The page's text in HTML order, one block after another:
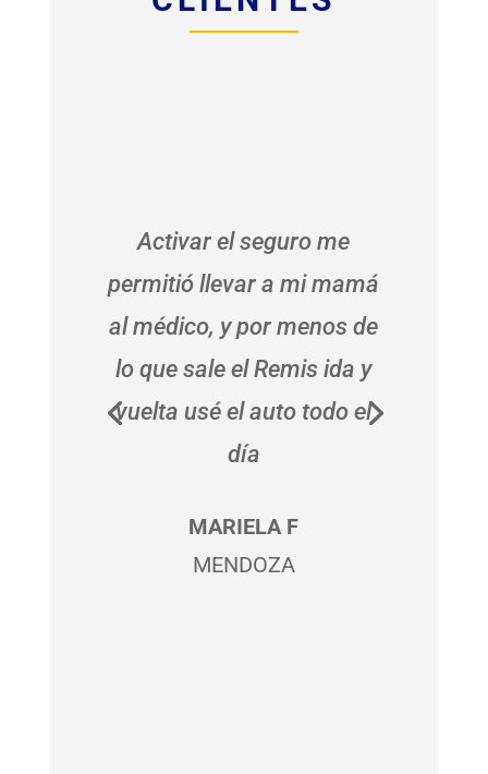
Yo terminé activando la
cobertura por una
semana, y este mes ya
estoy preparando el
segundo viaje.
RICARDO L
CORDOBA CAPITAL